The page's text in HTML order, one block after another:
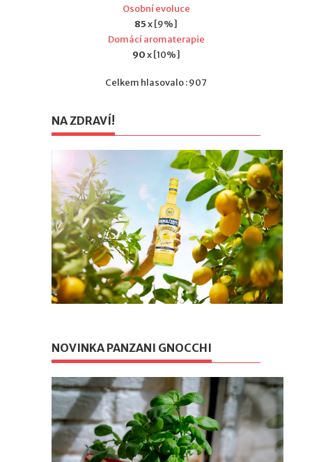
Osobní evoluce
85x [9%]
Domácí aromaterapie
90x [10%]
Celkem hlasovalo : 907
NA ZDRAVÍ!
NOVINKA PANZANI GNOCCHI